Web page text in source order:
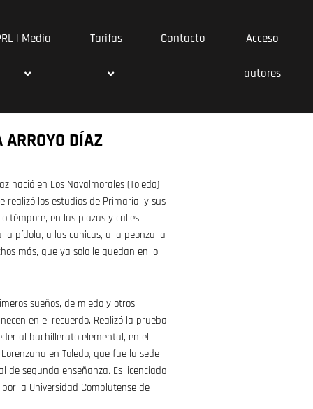
| Media Tarifas Contacto Acceso
autores
DÍAZ
nació en Los Navalmorales (Toledo)
realizó los estudios de Primaria, y sus
témpore, en las plazas y calles
la pídola, a las canicas, a la peonza; a
más, que ya solo le quedan en lo
sueños, de miedo y otros
en el recuerdo. Realizó la prueba
al bachillerato elemental, en el
en Toledo, que fue la sede
de segunda enseñanza. Es licenciado
la Universidad Complutense de